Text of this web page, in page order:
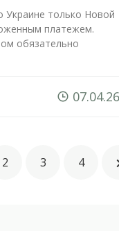
Украине только Новой
платежем.
обязательно
07.04.26
2 3 4